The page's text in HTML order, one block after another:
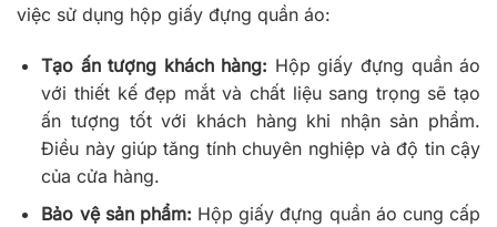
việc sử dụng hộp giấy đựng quần áo:
Tạo ấn tượng khách hàng: Hộp giấy đựng quần áo
với thiết kế đẹp mắt và chất liệu sang trọng sẽ tạo
ấn tượng tốt với khách hàng khi nhận sản phẩm.
Điều này giúp tăng tính chuyên nghiệp và độ tin cậy
của cửa hàng.
Bảo vệ sản phẩm: Hộp giấy đựng quần áo cung cấp